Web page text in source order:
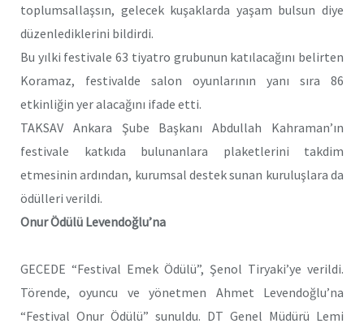
toplumsallaşsın, gelecek kuşaklarda yaşam bulsun diye
düzenlediklerini bildirdi.
Bu yılki festivale 63 tiyatro grubunun katılacağını belirten
Koramaz, festivalde salon oyunlarının yanı sıra 86
etkinliğin yer alacağını ifade etti.
TAKSAV Ankara Şube Başkanı Abdullah Kahraman’ın
festivale katkıda bulunanlara plaketlerini takdim
etmesinin ardından, kurumsal destek sunan kuruluşlara da
ödülleri verildi.
Onur Ödülü Levendoğlu’na
GECEDE “Festival Emek Ödülü”, Şenol Tiryaki’ye verildi.
Törende, oyuncu ve yönetmen Ahmet Levendoğlu’na
“Festival Onur Ödülü” sunuldu. DT Genel Müdürü Lemi